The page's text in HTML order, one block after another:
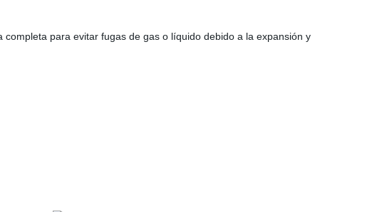
para evitar fugas de gas o líquido debido a la expansión y